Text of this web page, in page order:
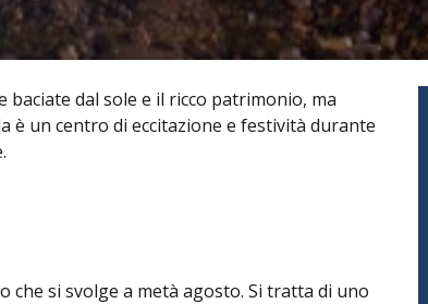
dal sole e il ricco patrimonio, ma
è un centro di eccitazione e festività durante
che si svolge a metà agosto. Si tratta di uno